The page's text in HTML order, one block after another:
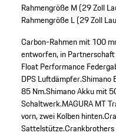
Rahmengröße M (29 Zoll
Rahmengröße L (29 Zoll
Carbon-Rahmen mit 100
entworfen, in
Float Performance
DPS Luftdämpfer.Shimano
85 Nm.Shimano Akku mit
Schaltwerk.MAGURA MT
vorn, zwei Kolben hinten.
Sattelstütze.Crankbrothers